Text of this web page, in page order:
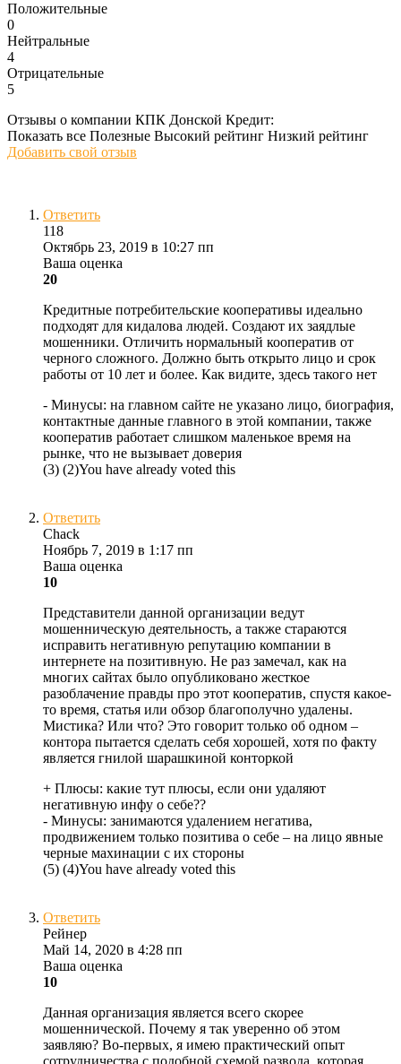
Положительные
0
Нейтральные
4
Отрицательные
5
Отзывы о компании КПК Донской Кредит:
Показать все Полезные Высокий рейтинг Низкий рейтинг
Добавить свой отзыв
Ответить
118
Октябрь 23, 2019 в 10:27 пп
Ваша оценка
20
Кредитные потребительские кооперативы идеально
подходят для кидалова людей. Создают их заядлые
мошенники. Отличить нормальный кооператив от
черного сложного. Должно быть открыто лицо и срок
работы от 10 лет и более. Как видите, здесь такого нет
- Минусы: на главном сайте не указано лицо, биография,
контактные данные главного в этой компании, также
кооператив работает слишком маленькое время на
рынке, что не вызывает доверия
(3) (2)You have already voted this
Ответить
Chack
Ноябрь 7, 2019 в 1:17 пп
Ваша оценка
10
Представители данной организации ведут
мошенническую деятельность, а также стараются
исправить негативную репутацию компании в
интернете на позитивную. Не раз замечал, как на
многих сайтах было опубликовано жесткое
разоблачение правды про этот кооператив, спустя какое-
то время, статья или обзор благополучно удалены.
Мистика? Или что? Это говорит только об одном –
контора пытается сделать себя хорошей, хотя по факту
является гнилой шарашкиной конторкой
+ Плюсы: какие тут плюсы, если они удаляют
негативную инфу о себе??
- Минусы: занимаются удалением негатива,
продвижением только позитива о себе – на лицо явные
черные махинации с их стороны
(5) (4)You have already voted this
Ответить
Рейнер
Май 14, 2020 в 4:28 пп
Ваша оценка
10
Данная организация является всего скорее
мошеннической. Почему я так уверенно об этом
заявляю? Во-первых, я имею практический опыт